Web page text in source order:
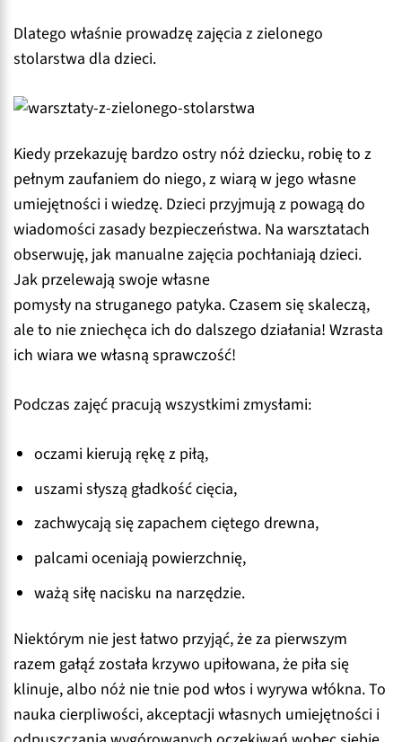
Dlatego właśnie prowadzę zajęcia z zielonego
stolarstwa dla dzieci.
Kiedy przekazuję bardzo ostry nóż dziecku, robię to z
pełnym zaufaniem do niego, z wiarą w jego własne
umiejętności i wiedzę. Dzieci przyjmują z powagą do
wiadomości zasady bezpieczeństwa. Na warsztatach
obserwuję, jak manualne zajęcia pochłaniają dzieci.
Jak przelewają swoje własne
pomysły na struganego patyka. Czasem się skaleczą,
ale to nie zniechęca ich do dalszego działania! Wzrasta
ich wiara we własną sprawczość!
Podczas zajęć pracują wszystkimi zmysłami:
oczami kierują rękę z piłą,
uszami słyszą gładkość cięcia,
zachwycają się zapachem ciętego drewna,
palcami oceniają powierzchnię,
ważą siłę nacisku na narzędzie.
Niektórym nie jest łatwo przyjąć, że za pierwszym
razem gałąź została krzywo upiłowana, że piła się
klinuje, albo nóż nie tnie pod włos i wyrywa włókna. To
nauka cierpliwości, akceptacji własnych umiejętności i